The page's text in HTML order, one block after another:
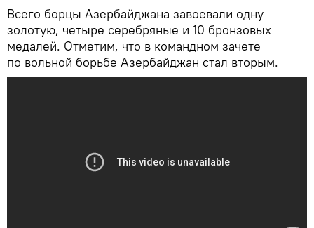
Всего борцы Азербайджана завоевали одну
золотую, четыре серебряные и 10 бронзовых
медалей. Отметим, что в командном зачете
по вольной борьбе Азербайджан стал вторым.